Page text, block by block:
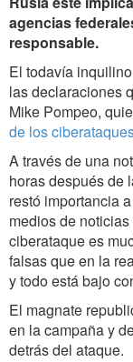
agencias
responsable.
El todavía
las declaraciones
Mike Pompeo,
de los
A través de una
horas después de
restó importancia
medios de noticias
ciberataque es
falsas que en la
y todo está bajo
El magnate
en la campaña y
detrás del ataque.